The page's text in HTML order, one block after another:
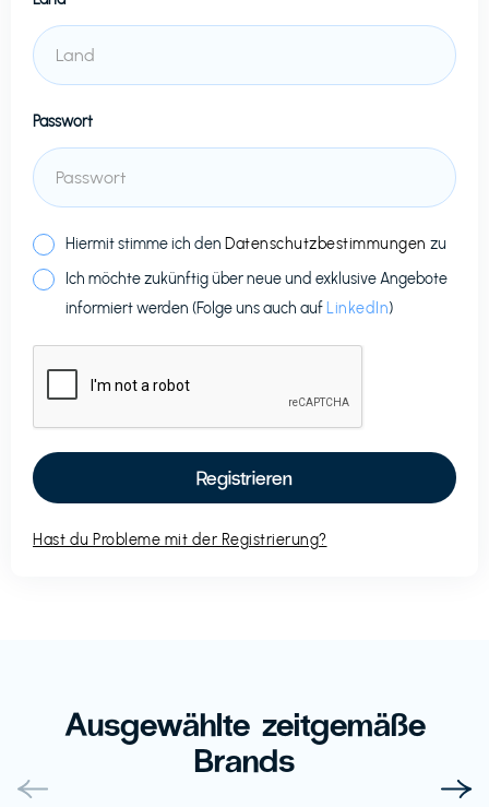
Passwort
Hiermit stimme ich den Datenschutzbestimmungen zu
Ich möchte zukünftig über neue und exklusive Angebote
informiert werden (Folge uns auch auf LinkedIn)
Hast du Probleme mit der Registrierung?
Ausgewählte zeitgemäße
Brands